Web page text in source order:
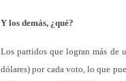
Y los demás, ¿qué?
Los partidos que logran más de
dólares) por cada voto, lo que